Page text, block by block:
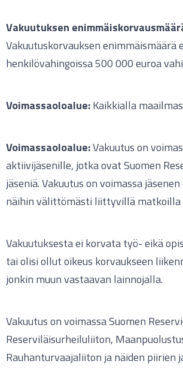
Vakuutuksen
Vakuutuskorvauksen enimmäismäärä
henkilövahingoissa 500 000 euroa
Voimassaoloalue:Kaikkialla
Voimassaoloalue:Vakuutus on
aktiivijäsenille, jotka ovat Suomen
jäseniä. Vakuutus on voimassa
näihin välittömästi liittyvillä matkoilla
Vakuutuksesta ei korvata työ- eikä
tai olisi ollut oikeus korvaukseen
jonkin muun vastaavan lainnojalla.
Vakuutus on voimassa Suomen
Reserviläisurheiluliiton,
Rauhanturvaajaliiton ja näiden piirien